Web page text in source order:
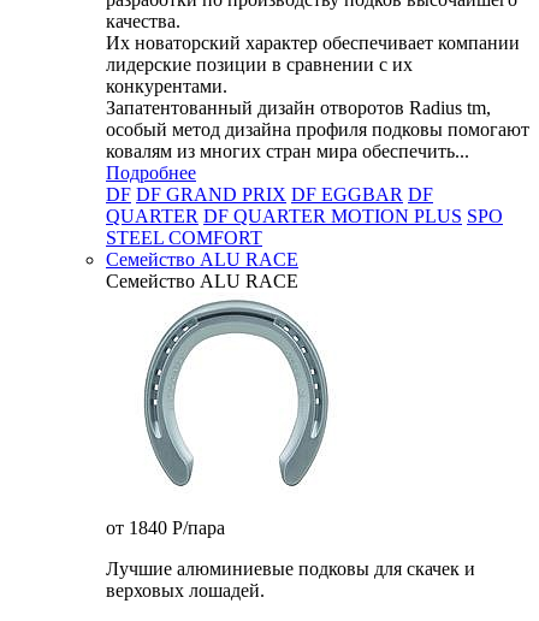
качества.
Их новаторский характер обеспечивает компании
лидерские позиции в сравнении с их
конкурентами.
Запатентованный дизайн отворотов Radius tm,
особый метод дизайна профиля подковы помогают
ковалям из многих стран мира обеспечить...
Подробнее
DF DF GRAND PRIX DF EGGBAR DF
QUARTER DF QUARTER MOTION PLUS SPO
STEEL COMFORT
Семейство ALU RACE
Семейство ALU RACE
от 1840 P/пара
Лучшие алюминиевые подковы для скачек и
верховых лошадей.